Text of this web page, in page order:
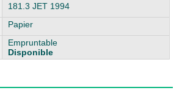
181.3 JET 1994
Papier
Empruntable
Disponible